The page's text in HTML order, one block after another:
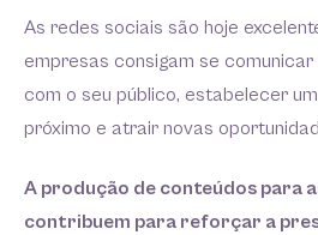
As redes sociais são hoje
empresas consigam se
com o seu público, estabelecer
próximo e atrair novas
A produção de conteúdos para
contribuem para reforçar a